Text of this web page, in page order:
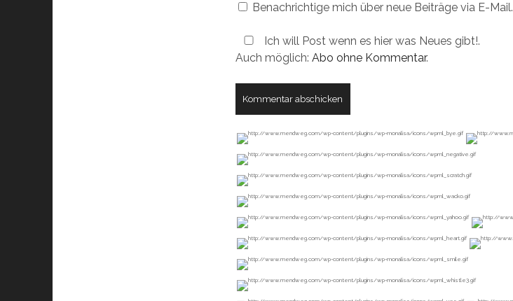
Benachrichtige mich über neue Beiträge via E-Mail.
Ich will Post wenn es hier was Neues gibt!.
Auch möglich: Abo ohne Kommentar.